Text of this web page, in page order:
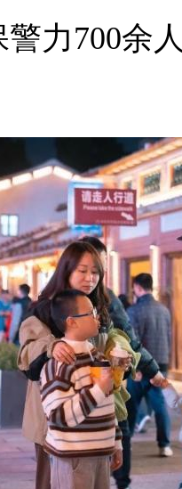
力700余